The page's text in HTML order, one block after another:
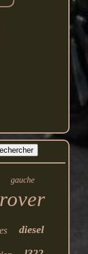
gauche
rover
diesel